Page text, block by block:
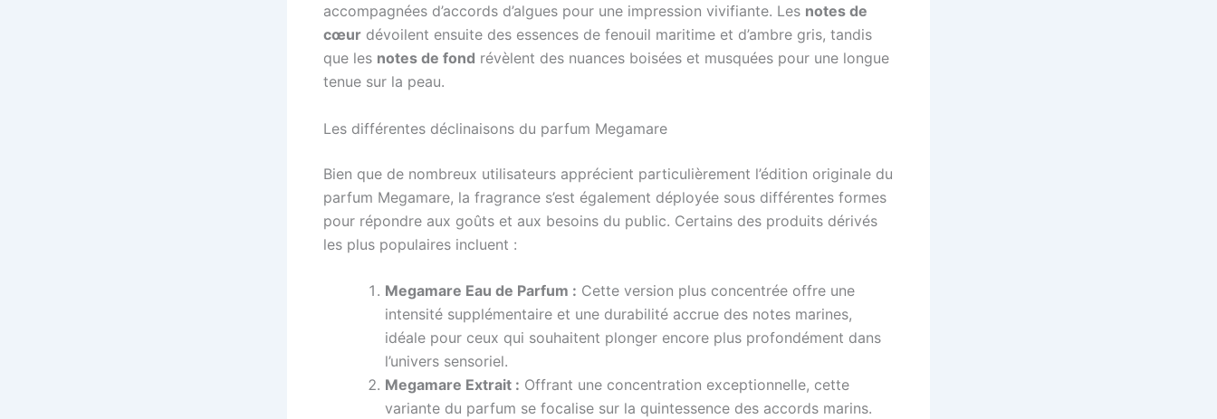
accompagnées d’accords d’algues pour une impression vivifiante. Les notes de
cœur dévoilent ensuite des essences de fenouil maritime et d’ambre gris, tandis
que les notes de fond révèlent des nuances boisées et musquées pour une longue
tenue sur la peau.
Les différentes déclinaisons du parfum Megamare
Bien que de nombreux utilisateurs apprécient particulièrement l’édition originale du
parfum Megamare, la fragrance s’est également déployée sous différentes formes
pour répondre aux goûts et aux besoins du public. Certains des produits dérivés
les plus populaires incluent :
Megamare Eau de Parfum : Cette version plus concentrée offre une
intensité supplémentaire et une durabilité accrue des notes marines,
idéale pour ceux qui souhaitent plonger encore plus profondément dans
l’univers sensoriel.
Megamare Extrait : Offrant une concentration exceptionnelle, cette
variante du parfum se focalise sur la quintessence des accords marins.